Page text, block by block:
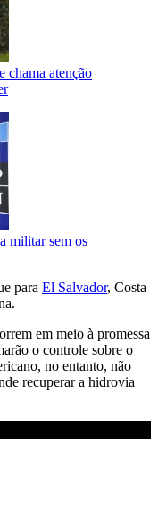
chama atenção
militar sem os
para El Salvador, Costa
em meio à promessa
o controle sobre o
no entanto, não
recuperar a hidrovia